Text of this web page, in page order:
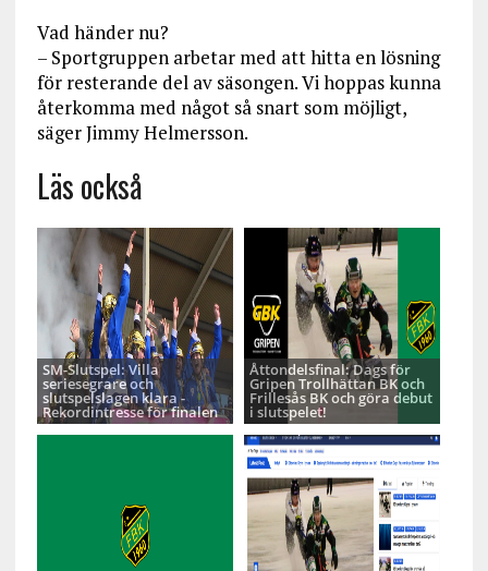
Vad händer nu?
– Sportgruppen arbetar med att hitta en lösning
för resterande del av säsongen. Vi hoppas kunna
återkomma med något så snart som möjligt,
säger Jimmy Helmersson.
Läs också
SM-Slutspel: Villa
seriesegrare och
slutspelslagen klara -
Rekordintresse för finalen
Åttondelsfinal: Dags för
Gripen Trollhättan BK och
Frillesås BK och göra debut
i slutspelet!